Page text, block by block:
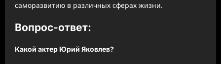
саморазвитию в различных сферах жизни.
Вопрос-ответ:
Какой актер Юрий Яковлев?